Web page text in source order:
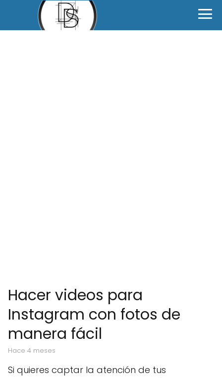
Hacer videos para
Instagram con fotos de
manera fácil
hace 4 meses
Si quieres captar la atención de tus